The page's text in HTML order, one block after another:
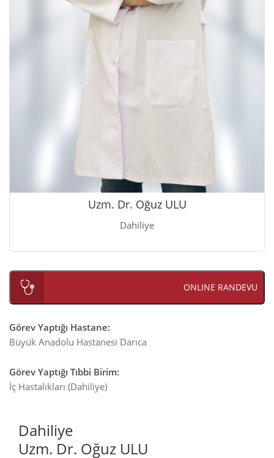
Uzm. Dr. Oğuz ULU
Dahiliye
ONLINE RANDEVU
Görev Yaptığı Hastane:
Büyük Anadolu Hastanesi Darıca
Görev Yaptığı Tıbbi Birim:
İç Hastalıkları (Dahiliye)
Dahiliye
Uzm. Dr. Oğuz ULU